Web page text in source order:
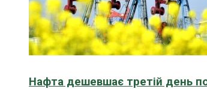
Нафта дешевшає третій день